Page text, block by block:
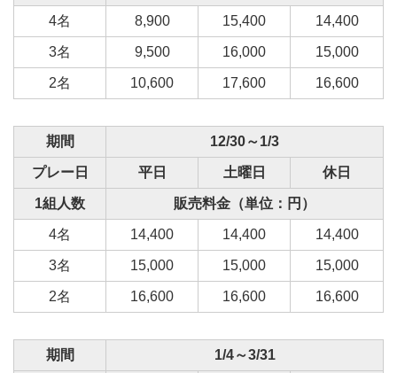
4名 8,900 15,400 14,400
3名 9,500 16,000 15,000
2名 10,600 17,600 16,600
期間 12/30～1/3
プレー日 平日 土曜日 休日
1組人数 販売料金（単位：円）
4名 14,400 14,400 14,400
3名 15,000 15,000 15,000
2名 16,600 16,600 16,600
期間 1/4～3/31